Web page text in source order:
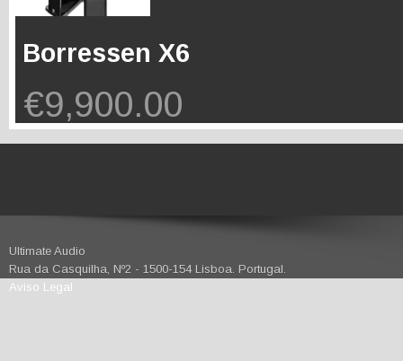
Borressen X6
€9,900.00
Ultimate Audio
Rua da Casquilha, Nº2 - 1500-154 Lisboa. Portugal.
Aviso Legal